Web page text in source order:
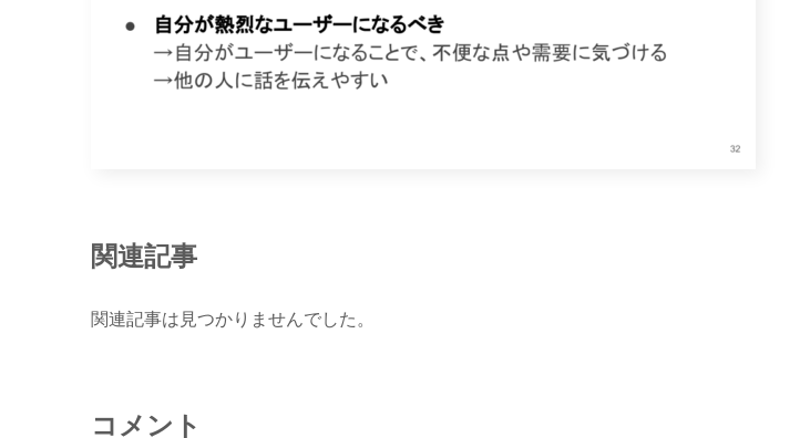
関連記事
関連記事は見つかりませんでした。
コメント